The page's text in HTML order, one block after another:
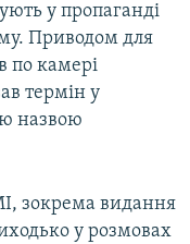
у пропаганді
Приводом для
по камері
термін у
назвою
зокрема видання
у розмовах